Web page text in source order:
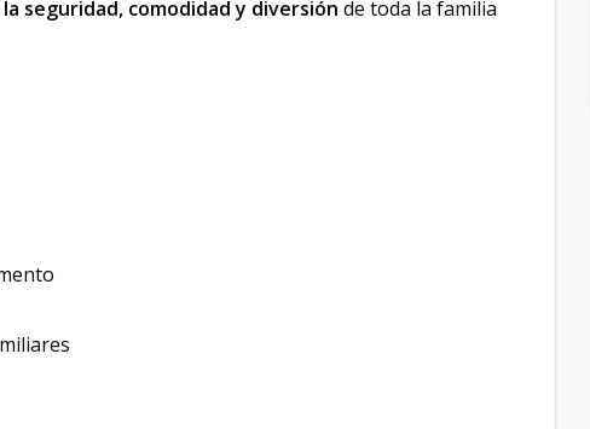
seguridad, comodidad y diversión de toda la familia